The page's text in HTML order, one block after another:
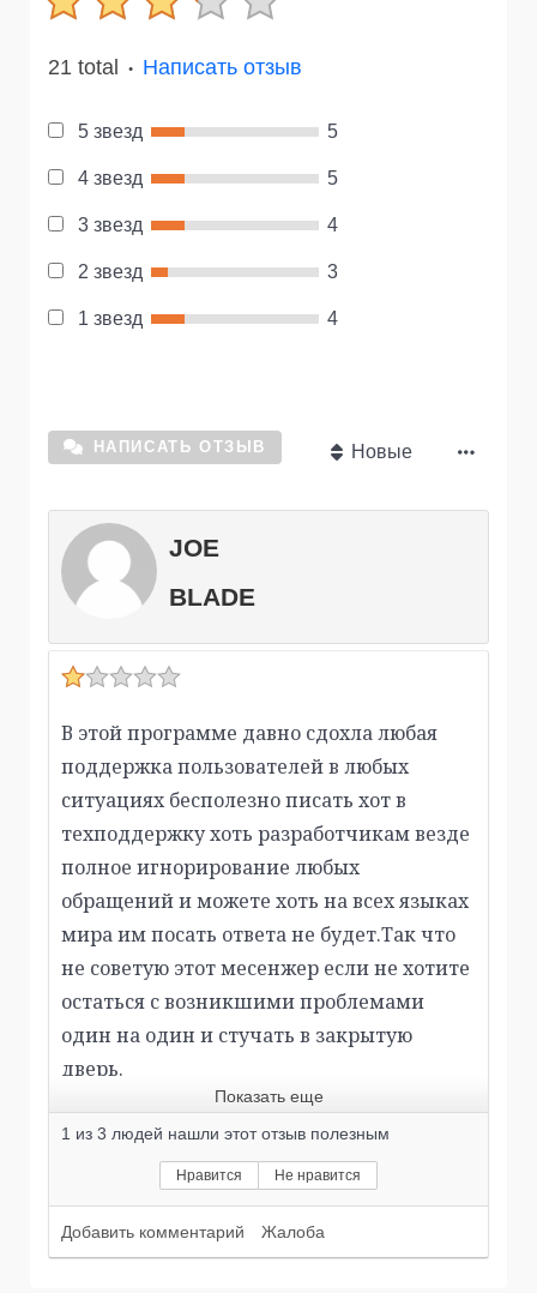
21 total ● Написать отзыв
5 звезд 5
4 звезд 5
3 звезд 4
2 звезд 3
1 звезд 4
НАПИСАТЬ ОТЗЫВ Новые
JOE
BLADE
В этой программе давно сдохла любая
поддержка пользователей в любых
ситуациях бесполезно писать хот в
техподдержку хоть разработчикам везде
полное игнорирование любых
обращений и можете хоть на всех языках
мира им посать ответа не будет.Так что
не советую этот месенжер если не хотите
остаться с возникшими проблемами
один на один и стучать в закрытую
дверь.
Показать еще
1 из 3 людей нашли этот отзыв полезным
Нравится Не нравится
Добавить комментарий Жалоба